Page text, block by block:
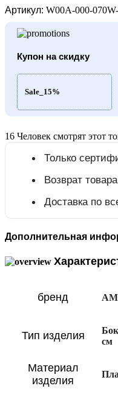
Артикул: W00A-000-
Купон на скидку
Sale_15%
16 Человек смотрят этот
Только
Возврат товара
Доставка по
Дополнительная
бренд
Тип изделия
см
Материал
изделия